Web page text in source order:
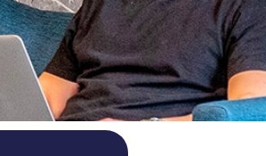
Simplifier les
démarches
administratives
Booster mon
activité
Être
accompagné à
Trouver un
manager de
transition
Auditer mon
organisation et
bénéficier de